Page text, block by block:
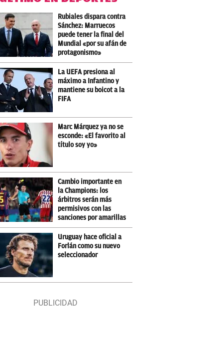
Rubiales dispara contra
Sánchez: Marruecos
puede tener la final del
Mundial «por su afán de
protagonismo»
La UEFA presiona al
máximo a Infantino y
mantiene su boicot a la
FIFA
Marc Márquez ya no se
esconde: «El favorito al
título soy yo»
Cambio importante en
la Champions: los
árbitros serán más
permisivos con las
sanciones por amarillas
Uruguay hace oficial a
Forlán como su nuevo
seleccionador